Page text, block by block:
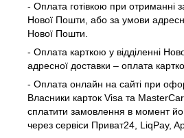
- Оплата готівкою при отриманні
Нової Пошти, або за умови
Нової Пошти.
- Оплата карткою у відділенні
адресної доставки – оплата
- Оплата онлайн на сайті при
Власники карток Visa та
сплатити замовлення в момент
через сервіси Приват24, LiqPay,